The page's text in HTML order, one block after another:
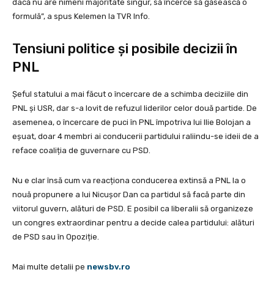
dacă nu are nimeni majoritate singur, să încerce să găsească o
formulă”, a spus Kelemen la TVR Info.
Tensiuni politice și posibile decizii în
PNL
Șeful statului a mai făcut o încercare de a schimba deciziile din
PNL și USR, dar s-a lovit de refuzul liderilor celor două partide. De
asemenea, o încercare de puci în PNL împotriva lui Ilie Bolojan a
eșuat, doar 4 membri ai conducerii partidului raliindu-se ideii de a
reface coaliția de guvernare cu PSD.
Nu e clar însă cum va reacționa conducerea extinsă a PNL la o
nouă propunere a lui Nicușor Dan ca partidul să facă parte din
viitorul guvern, alături de PSD. E posibil ca liberalii să organizeze
un congres extraordinar pentru a decide calea partidului: alături
de PSD sau în Opoziție.
Mai multe detalii pe newsbv.ro